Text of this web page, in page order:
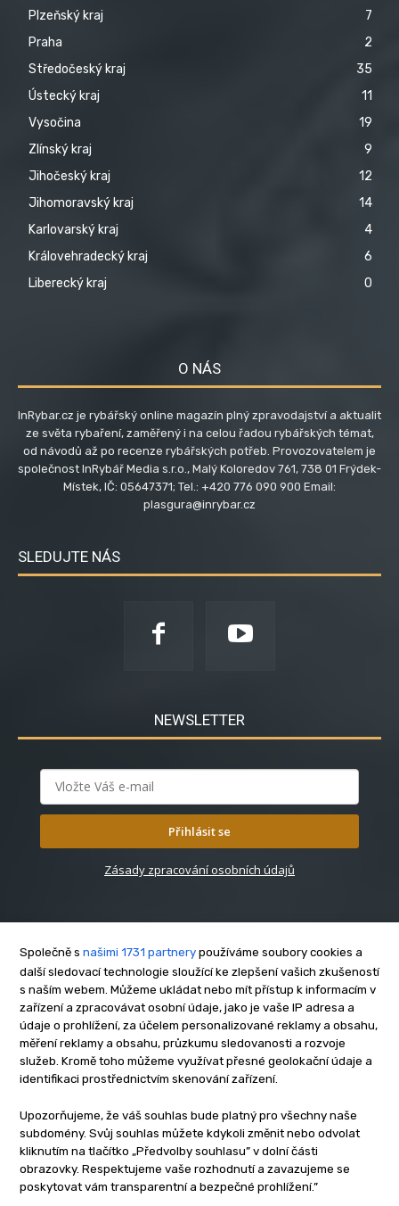
Plzeňský kraj
7
Praha
2
Středočeský kraj
35
Ústecký kraj
11
Vysočina
19
Zlínský kraj
9
Jihočeský kraj
12
Jihomoravský kraj
14
Karlovarský kraj
4
Královehradecký kraj
6
Liberecký kraj
0
O NÁS
InRybar.cz je rybářský online magazín plný zpravodajství a aktualit
ze světa rybaření, zaměřený i na celou řadou rybářských témat,
od návodů až po recenze rybářských potřeb. Provozovatelem je
společnost InRybář Media s.r.o., Malý Koloredov 761, 738 01 Frýdek-
Místek, IČ: 05647371; Tel.: +420 776 090 900 Email:
plasgura@inrybar.cz
SLEDUJTE NÁS
NEWSLETTER
Přihlásit se
Zásady zpracování osobních údajů
O nás
Kontakt
Reklama
Zásady soukromí
Cookies
Etický kodex
Redakce
Společně s našimi 1731 partnery používáme soubory cookies a
další sledovací technologie sloužící ke zlepšení vašich zkušeností
s naším webem. Můžeme ukládat nebo mít přístup k informacím v
zařízení a zpracovávat osobní údaje, jako je vaše IP adresa a
údaje o prohlížení, za účelem personalizované reklamy a obsahu,
měření reklamy a obsahu, průzkumu sledovanosti a rozvoje
služeb. Kromě toho můžeme využívat přesné geolokační údaje a
identifikaci prostřednictvím skenování zařízení.
Upozorňujeme, že váš souhlas bude platný pro všechny naše
subdomény. Svůj souhlas můžete kdykoli změnit nebo odvolat
kliknutím na tlačítko „Předvolby souhlasu” v dolní části
obrazovky. Respektujeme vaše rozhodnutí a zavazujeme se
poskytovat vám transparentní a bezpečné prohlížení.”